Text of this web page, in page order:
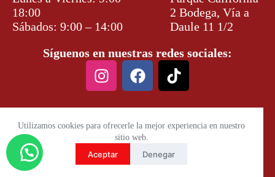
Utilizamos cookies para ofrecerle la mejor experiencia en nuestro
sitio web.
Aceptar Denegar
18:00
Sábados: 9:00 – 14:00
2 Bodega, Vía a
Daule 11 1/2
Síguenos en nuestras redes sociales: